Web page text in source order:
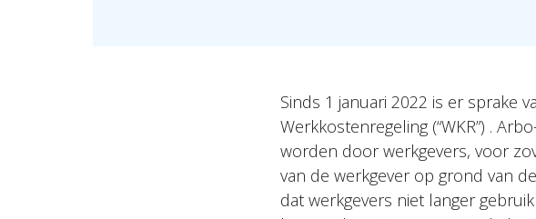
Sinds 1 januari 2022 is er sprake
Werkkostenregeling (“WKR”) .
worden door werkgevers, voor
van de werkgever op grond van de
dat werkgevers niet langer